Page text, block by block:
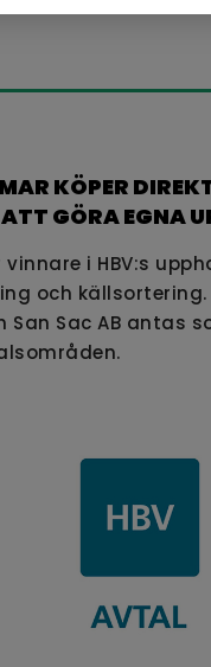
KÖPER
GÖRA EGNA
vinnare i HBV:s
och
San Sac AB antas